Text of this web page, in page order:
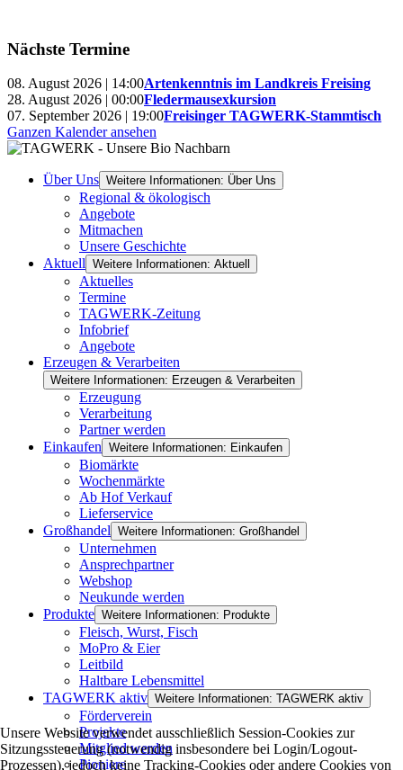
Nächste Termine
08. August 2026 | 14:00Artenkenntnis im Landkreis Freising
28. August 2026 | 00:00Fledermausexkursion
07. September 2026 | 19:00Freisinger TAGWERK-Stammtisch
Ganzen Kalender ansehen
Über Uns Weitere Informationen: Über Uns
Regional & ökologisch
Angebote
Mitmachen
Unsere Geschichte
Aktuell Weitere Informationen: Aktuell
Aktuelles
Termine
TAGWERK-Zeitung
Infobrief
Angebote
Erzeugen & Verarbeiten
Weitere Informationen: Erzeugen & Verarbeiten
Erzeugung
Verarbeitung
Partner werden
Einkaufen Weitere Informationen: Einkaufen
Biomärkte
Wochenmärkte
Ab Hof Verkauf
Lieferservice
Großhandel Weitere Informationen: Großhandel
Unternehmen
Ansprechpartner
Webshop
Neukunde werden
Produkte Weitere Informationen: Produkte
Fleisch, Wurst, Fisch
MoPro & Eier
Leitbild
Haltbare Lebensmittel
TAGWERK aktiv Weitere Informationen: TAGWERK aktiv
Förderverein
Projekte
Mitglied werden
Pioniere
Unsere Website verwendet ausschließlich Session-Cookies zur
Sitzungssteuerung (notwendig insbesondere bei Login/Logout-
Prozessen), jedoch keine Tracking-Cookies oder andere Cookies von